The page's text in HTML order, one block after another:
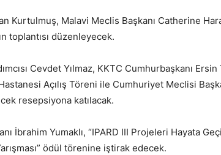
Kurtulmuş, Malavi Meclis Başkanı Catherine
toplantısı düzenleyecek.
Cevdet Yılmaz, KKTC Cumhurbaşkanı
Açılış Töreni ile Cumhuriyet Meclisi
resepsiyona katılacak.
İbrahim Yumaklı, “IPARD III Projeleri Hayata
ödül törenine iştirak edecek.